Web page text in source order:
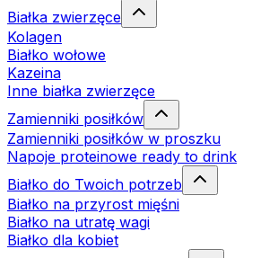
Białka zwierzęce
Kolagen
Białko wołowe
Kazeina
Inne białka zwierzęce
Zamienniki posiłków
Zamienniki posiłków w proszku
Napoje proteinowe ready to drink
Białko do Twoich potrzeb
Białko na przyrost mięśni
Białko na utratę wagi
Białko dla kobiet